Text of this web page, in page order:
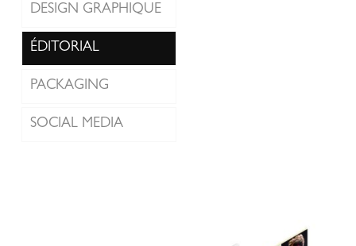
DESIGN GRAPHIQUE
ÉDITORIAL
PACKAGING
SOCIAL MEDIA